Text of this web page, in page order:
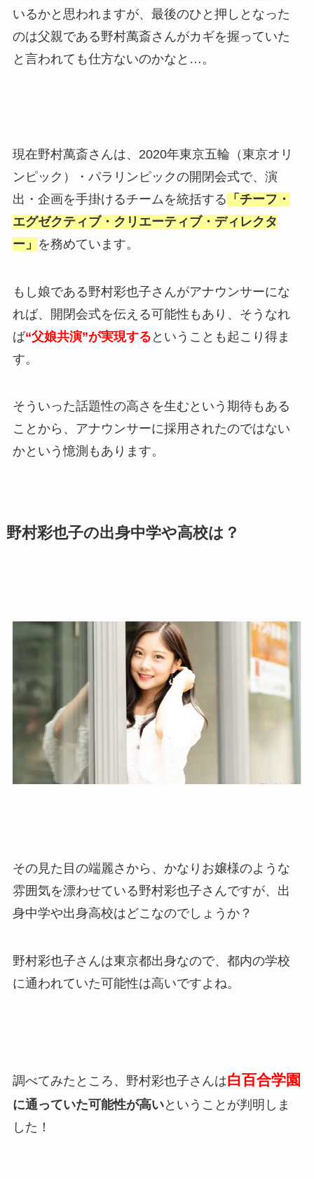
いるかと思われますが、最後のひと押しとなった
のは父親である野村萬斎さんがカギを握っていた
と言われても仕方ないのかなと…。
現在野村萬斎さんは、2020年東京五輪（東京オリ
ンピック）・パラリンピックの開閉会式で、演
出・企画を手掛けるチームを統括する 「チーフ・
エグゼクティブ・クリエーティブ・ディレクタ
ー」 を務めています。
もし娘である野村彩也子さんがアナウンサーにな
れば、開閉会式を伝える可能性もあり、そうなれ
ば“父娘共演”が実現する ということも起こり得ま
す。
そういった話題性の高さを生むという期待もある
ことから、アナウンサーに採用されたのではない
かという憶測もあります。
野村彩也子の出身中学や高校は？
その見た目の端麗さから、かなりお嬢様のような
雰囲気を漂わせている野村彩也子さんですが、出
身中学や出身高校はどこなのでしょうか？
野村彩也子さんは東京都出身なので、都内の学校
に通われていた可能性は高いですよね。
調べてみたところ、野村彩也子さんは白百合学園
に通っていた可能性が高いということが判明しま
した！